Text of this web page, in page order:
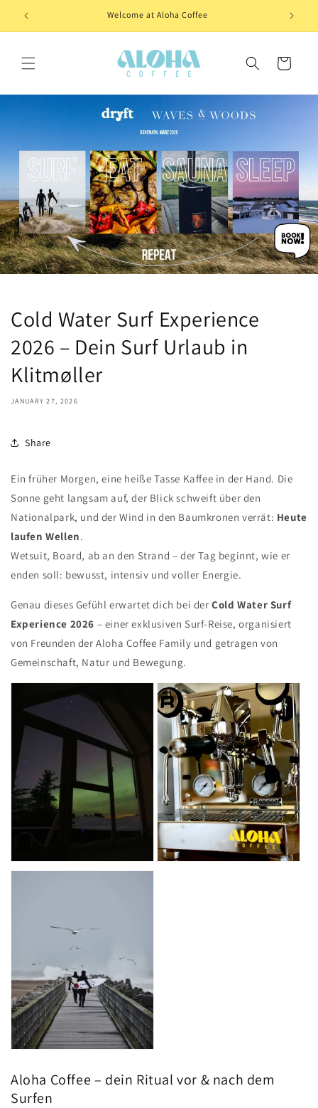
Skip to
content
Welcome at Aloha Coffee
Cart
Cold Water Surf Experience
2026 – Dein Surf Urlaub in
Klitmøller
JANUARY 27, 2026
Share
Ein früher Morgen, eine heiße Tasse Kaffee in der Hand. Die
Sonne geht langsam auf, der Blick schweift über den
Nationalpark, und der Wind in den Baumkronen verrät: Heute
laufen Wellen.
Wetsuit, Board, ab an den Strand – der Tag beginnt, wie er
enden soll: bewusst, intensiv und voller Energie.
Genau dieses Gefühl erwartet dich bei derCold Water Surf
Experience 2026 – einer exklusiven Surf-Reise, organisiert
von Freunden der Aloha Coffee Family und getragen von
Gemeinschaft, Natur und Bewegung.
Aloha Coffee – dein Ritual vor & nach dem
Surfen